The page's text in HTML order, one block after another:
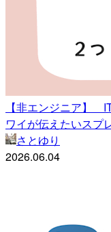
【非エンジニア】
ワイが伝えたいスプ
さとゆり
2026.06.04